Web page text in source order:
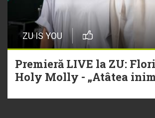
ZU IS YOU
Premieră LIVE la ZU:
Holy Molly - „Atâtea